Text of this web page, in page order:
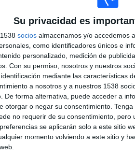
Su privacidad es
socios almacenamos y/o accedemos
como identificadores únicos e
personalizado, medición de
Con su permiso, nosotros y nuestros
mediante las características
a nosotros y a nuestros 1538
De forma alternativa, puede acceder a
otorgar o negar su consentimiento.
no requerir de su consentimiento,
se aplicarán solo a este sitio
momento volviendo a este sitio y
CONSECUTIVOS
DE PAGO
TOTAL
5
RANKING POR COMPETICIONES